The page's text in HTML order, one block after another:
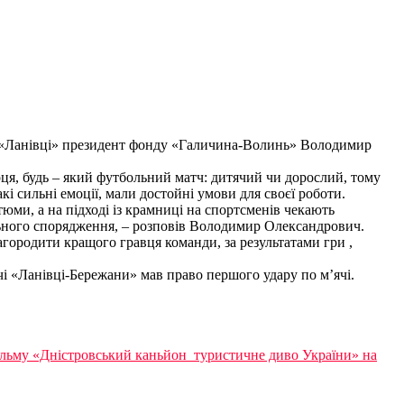
президент фонду «Галичина-Волинь» Володимир
будь – який футбольний матч: дитячий чи дорослий, тому
сильні емоції, мали достойні умови для своєї роботи.
а на підході із крамниці на спортсменів чекають
спорядження, – розповів Володимир Олександрович.
кращого гравця команди, за результатами гри ,
Бережани» мав право першого удару по м’ячі.
«Дністровський каньйон  туристичне диво України» на